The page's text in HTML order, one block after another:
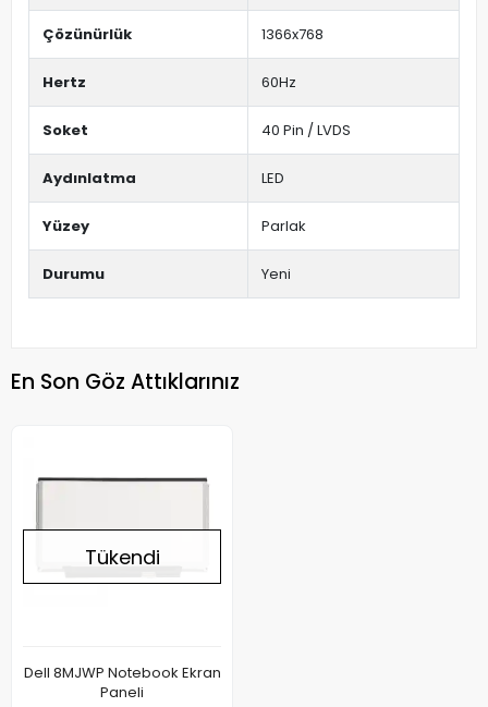
Çözünürlük 1366x768
Hertz 60Hz
Soket 40 Pin / LVDS
Aydınlatma LED
Yüzey Parlak
Durumu Yeni
En Son Göz Attıklarınız
Tükendi
Dell 8MJWP Notebook Ekran
Paneli